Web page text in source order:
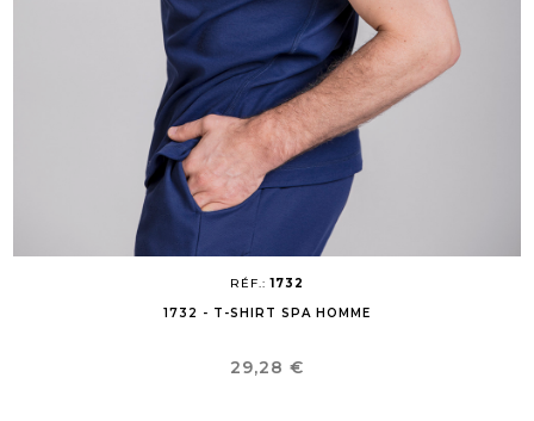
RÉF.:1732
1732 - T-SHIRT SPA HOMME
Prix
29,28 €